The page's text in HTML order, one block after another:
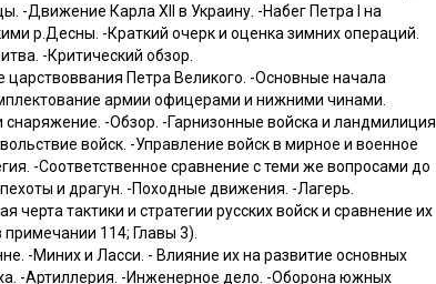
-Движение Карла XII в Украину. -Набег Петра I на
р.Десны. -Краткий очерк и оценка зимних операций.
-Критический обзор.
царствоввания Петра Великого. -Основные начала
армии офицерами и нижними чинами.
-Обзор. -Гарнизонные войска и ландмилиция.
войск. -Управление войск в мирное и военное
-Соответственное сравнение с теми же вопросами до
и драгун. -Походные движения. -Лагерь.
тактики и стратегии русских войск и сравнение их
114; Главы 3).
-Миних и Ласси. - Влияние их на развитие основных
-Артиллерия. -Инженерное дело. -Оборона южных